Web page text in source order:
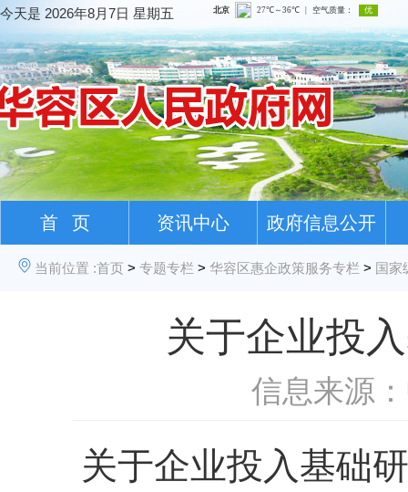
今天是 2026年8月7日 星期五
首 页 资讯中心 政府信息公开
当前位置 :首页 > 专题专栏 > 华容区惠企政策服务专栏 > 国家
关于企业投
信息来源
关于企业投入基础